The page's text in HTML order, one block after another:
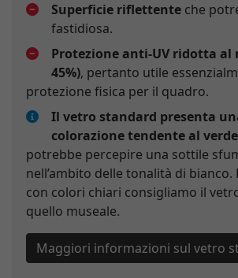
Superficie riflettente che
fastidiosa.
Protezione anti-UV ridotta al
45%), pertanto utile
protezione fisica per il quadro.
Il vetro standard presenta
colorazione tendente al verde
potrebbe percepire una sottile
nell’ambito delle tonalità di bianco.
con colori chiari consigliamo il
quello museale.
Maggiori informazioni sul vetro